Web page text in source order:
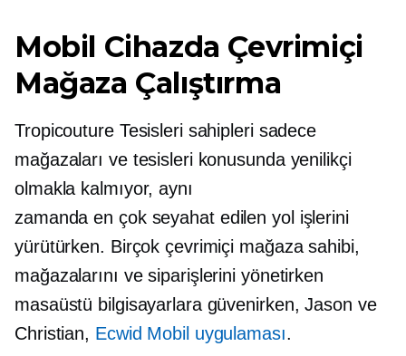
Mobil Cihazda Çevrimiçi
Mağaza Çalıştırma
Tropicouture Tesisleri sahipleri sadece
mağazaları ve tesisleri konusunda yenilikçi
olmakla kalmıyor, aynı
zamandaen çok seyahat edilen yol işlerini
yürütürken. Birçok çevrimiçi mağaza sahibi,
mağazalarını ve siparişlerini yönetirken
masaüstü bilgisayarlara güvenirken, Jason ve
Christian, Ecwid Mobil uygulaması.